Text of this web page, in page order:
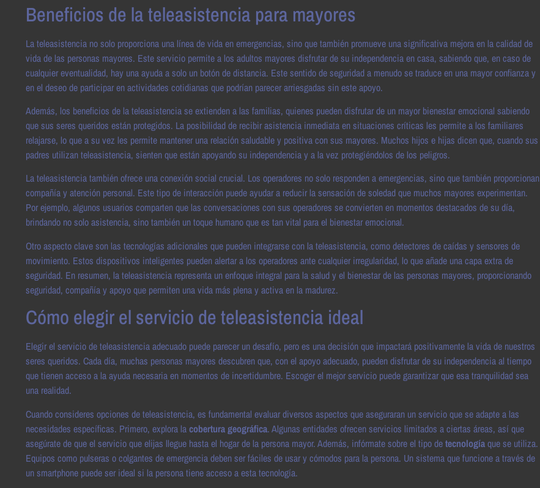
Beneficios de la teleasistencia para mayores
La teleasistencia no solo proporciona una línea de vida en emergencias, sino que también promueve una significativa mejora en la calidad de
vida de las personas mayores. Este servicio permite a los adultos mayores disfrutar de su independencia en casa, sabiendo que, en caso de
cualquier eventualidad, hay una ayuda a solo un botón de distancia. Este sentido de seguridad a menudo se traduce en una mayor confianza y
en el deseo de participar en actividades cotidianas que podrían parecer arriesgadas sin este apoyo.
Además, los beneficios de la teleasistencia se extienden a las familias, quienes pueden disfrutar de un mayor bienestar emocional sabiendo
que sus seres queridos están protegidos. La posibilidad de recibir asistencia inmediata en situaciones críticas les permite a los familiares
relajarse, lo que a su vez les permite mantener una relación saludable y positiva con sus mayores. Muchos hijos e hijas dicen que, cuando sus
padres utilizan teleasistencia, sienten que están apoyando su independencia y a la vez protegiéndolos de los peligros.
La teleasistencia también ofrece una conexión social crucial. Los operadores no solo responden a emergencias, sino que también proporcionan
compañía y atención personal. Este tipo de interacción puede ayudar a reducir la sensación de soledad que muchos mayores experimentan.
Por ejemplo, algunos usuarios comparten que las conversaciones con sus operadores se convierten en momentos destacados de su día,
brindando no solo asistencia, sino también un toque humano que es tan vital para el bienestar emocional.
Otro aspecto clave son las tecnologías adicionales que pueden integrarse con la teleasistencia, como detectores de caídas y sensores de
movimiento. Estos dispositivos inteligentes pueden alertar a los operadores ante cualquier irregularidad, lo que añade una capa extra de
seguridad. En resumen, la teleasistencia representa un enfoque integral para la salud y el bienestar de las personas mayores, proporcionando
seguridad, compañía y apoyo que permiten una vida más plena y activa en la madurez.
Cómo elegir el servicio de teleasistencia ideal
Elegir el servicio de teleasistencia adecuado puede parecer un desafío, pero es una decisión que impactará positivamente la vida de nuestros
seres queridos. Cada día, muchas personas mayores descubren que, con el apoyo adecuado, pueden disfrutar de su independencia al tiempo
que tienen acceso a la ayuda necesaria en momentos de incertidumbre. Escoger el mejor servicio puede garantizar que esa tranquilidad sea
una realidad.
Cuando consideres opciones de teleasistencia, es fundamental evaluar diversos aspectos que aseguraran un servicio que se adapte a las
necesidades específicas. Primero, explora lacobertura geográfica. Algunas entidades ofrecen servicios limitados a ciertas áreas, así que
asegúrate de que el servicio que elijas llegue hasta el hogar de la persona mayor. Además, infórmate sobre el tipo detecnologíaque se utiliza.
Equipos como pulseras o colgantes de emergencia deben ser fáciles de usar y cómodos para la persona. Un sistema que funcione a través de
un smartphone puede ser ideal si la persona tiene acceso a esta tecnología.